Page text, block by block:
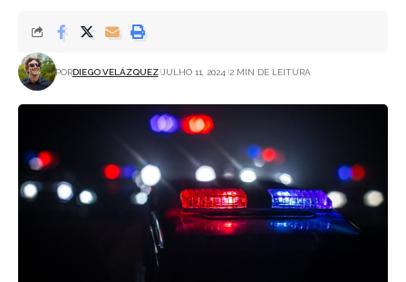
PORDIEGO VELÁZQUEZ JULHO 11, 2024 2 MIN DE LEITURA